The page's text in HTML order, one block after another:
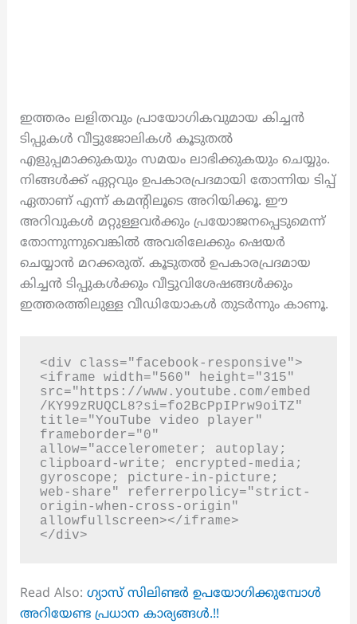
ഇത്തരം ലളിതവും പ്രായോഗികവുമായ കിച്ചൻ
ടിപ്പുകൾ വീട്ടുജോലികൾ കൂടുതൽ
എളുപ്പമാക്കുകയും സമയം ലാഭിക്കുകയും ചെയ്യും.
നിങ്ങൾക്ക് ഏറ്റവും ഉപകാരപ്രദമായി തോന്നിയ ടിപ്പ്
ഏതാണ് എന്ന് കമന്റിലൂടെ അറിയിക്കൂ. ഈ
അറിവുകൾ മറ്റുള്ളവർക്കും പ്രയോജനപ്പെടുമെന്ന്
തോന്നുന്നുവെങ്കിൽ അവരിലേക്കും ഷെയർ
ചെയ്യാൻ മറക്കരുത്. കൂടുതൽ ഉപകാരപ്രദമായ
കിച്ചൻ ടിപ്പുകൾക്കും വീട്ടുവിശേഷങ്ങൾക്കും
ഇത്തരത്തിലുള്ള വീഡിയോകൾ തുടർന്നും കാണൂ.
<div class="facebook-responsive">
<iframe width="560" height="315"
src="https://www.youtube.com/embed
/KY99zRUQCL8?si=fo2BcPpIPrw9oiTZ"
title="YouTube video player"
frameborder="0"
allow="accelerometer; autoplay;
clipboard-write; encrypted-media;
gyroscope; picture-in-picture;
web-share" referrerpolicy="strict-
origin-when-cross-origin"
allowfullscreen></iframe>
</div>
Read Also: ഗ്യാസ് സിലിണ്ടർ ഉപയോഗിക്കുമ്പോൾ
അറിയേണ്ട പ്രധാന കാര്യങ്ങൾ.!!